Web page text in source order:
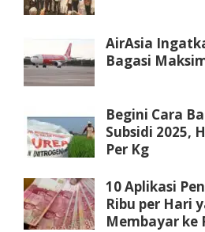
AirAsia
Bagasi
Begini Cara
Subsidi 2025,
Per Kg
10 Aplikasi
Ribu per Hari
Membayar ke